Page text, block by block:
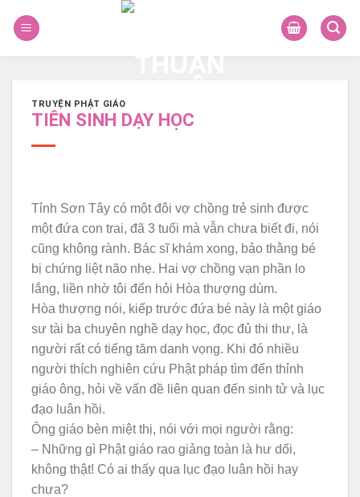
TRUYỆN PHẬT GIÁO
TIÊN SINH DẠY HỌC
Tỉnh Sơn Tây có một đôi vợ chồng trẻ sinh được
một đứa con trai, đã 3 tuổi mà vẫn chưa biết đi, nói
cũng không rành. Bác sĩ khám xong, bảo thằng bé
bị chứng liệt não nhẹ. Hai vợ chồng vạn phần lo
lắng, liền nhờ tôi đến hỏi Hòa thượng dùm.
Hòa thượng nói, kiếp trước đứa bé này là một giáo
sư tài ba chuyên nghề dạy học, đọc đủ thi thư, là
người rất có tiếng tăm danh vọng. Khi đó nhiều
người thích nghiên cứu Phật pháp tìm đến thỉnh
giáo ông, hỏi về vấn đề liên quan đến sinh tử và lục
đạo luân hồi.
Ông giáo bèn miệt thị, nói với mọi người rằng:
– Những gì Phật giáo rao giảng toàn là hư dối,
không thật! Có ai thấy qua lục đạo luân hồi hay
chưa?